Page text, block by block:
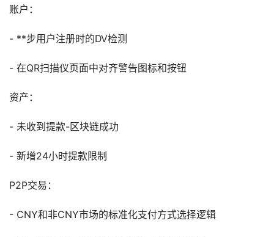
账户：
- **步用户注册时的DV检测
- 在QR扫描仪页面中对齐警告图标和按钮
资产：
- 未收到提款-区块链成功
- 新增24小时提款限制
P2P交易：
- CNY和非CNY市场的标准化支付方式选择逻辑